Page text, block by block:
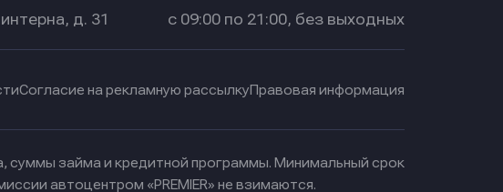
д. 31 с 09:00 по 21:00, без выходных
Согласие на рекламную рассылкуПравовая информация
суммы займа и кредитной программы. Минимальный срок
автоцентром «PREMIER» не взимаются.